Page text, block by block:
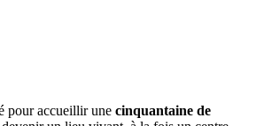
pour accueillir une cinquantaine de